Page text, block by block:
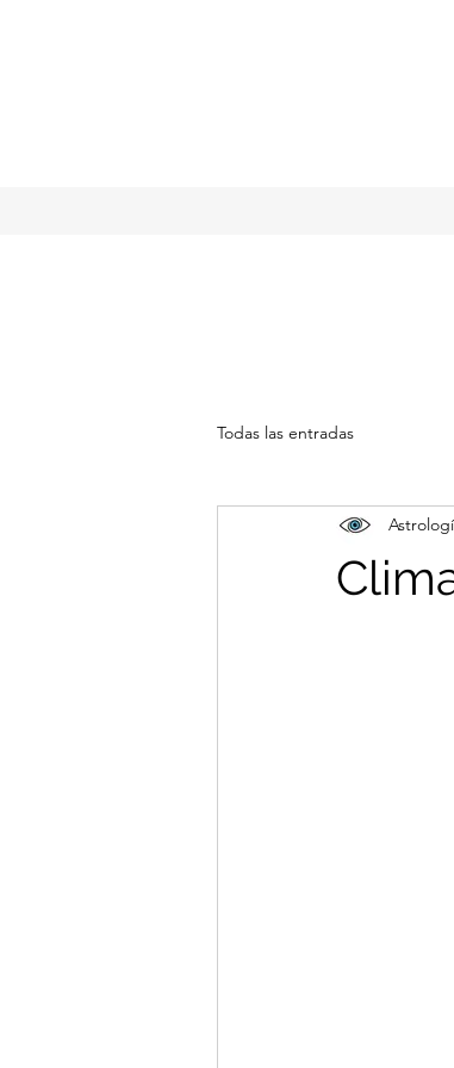
Todas las entradas